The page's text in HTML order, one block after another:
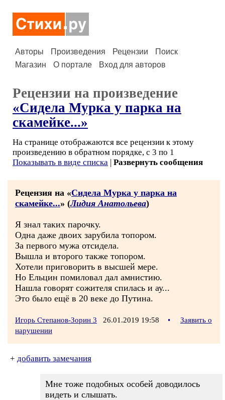
Авторы Произведения Рецензии
Поиск
Магазин
О портале Вход для авторов
Рецензии на произведение
«Сидела Мурка у парка на
скамейке...»
На странице отображаются все рецензии к этому
произведению в обратном порядке, с 3 по 1
Показывать в виде списка | Развернуть сообщения
Рецензия на «Сидела Мурка у парка на
скамейке...» (Лидия Анатольева)
Я знал таких парочку.
Одна даже двоих зарубила топором.
За первого мужа отсидела.
Вышла и второго также топором.
Хотели приговорить в высшей мере.
Но Ельцин помиловал дал амнистию.
Нашла говорят сожителя спилась и ау...
Это было ещё в 20 веке до Путина.
Игорь Степанов-Зорин 3 26.01.2019 19:58 •
Заявить о
нарушении
+ добавить замечания
Мне тоже подобных особей доводилось
видеть и слышать.